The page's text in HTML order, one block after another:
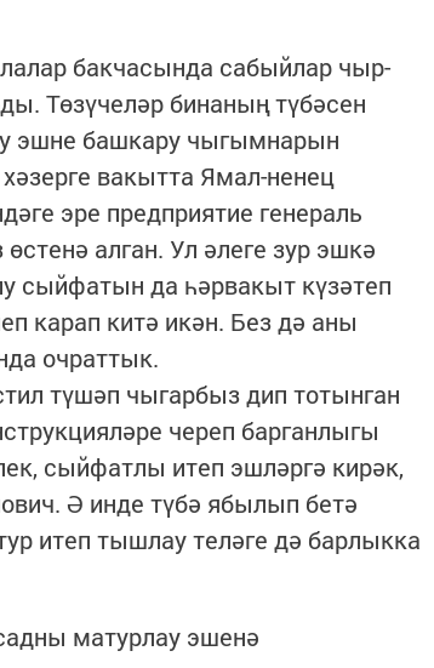
бакчасында сабыйлар чыр-
Төзүчеләр бинаның түбәсен
эшне башкару чыгымнарын
вакытта Ямал-ненец
эре предприятие генераль
алган. Ул әлеге зур эшкә
сыйфатын да һәрвакыт күзәтеп
карап китә икән. Без дә аны
очраттык.
түшәп чыгарбыз дип тотынган
череп барганлыгы
сыйфатлы итеп эшләргә кирәк,
Ә инде түбә ябылып бетә
итеп тышлау теләге дә барлыкка
матурлау эшенә